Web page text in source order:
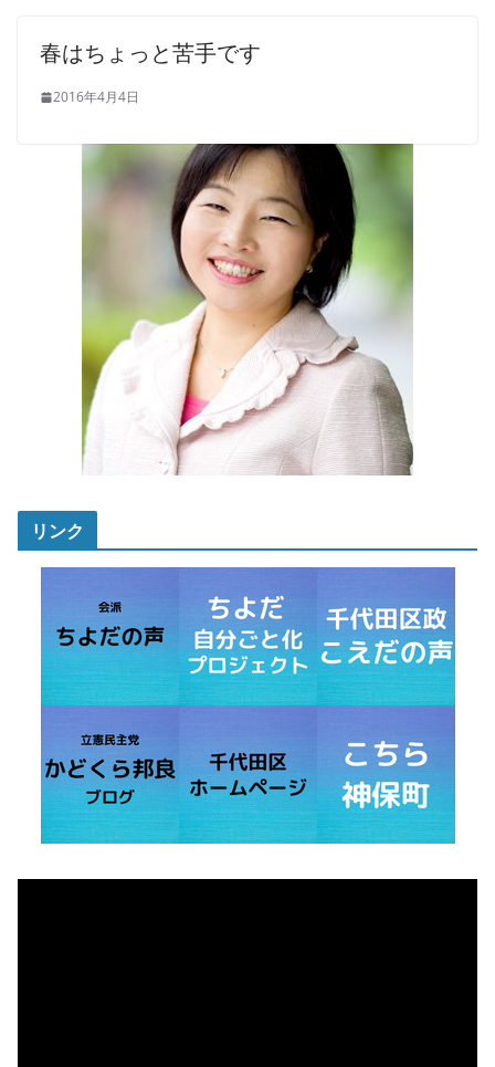
春はちょっと苦手です
2016年4月4日
リンク